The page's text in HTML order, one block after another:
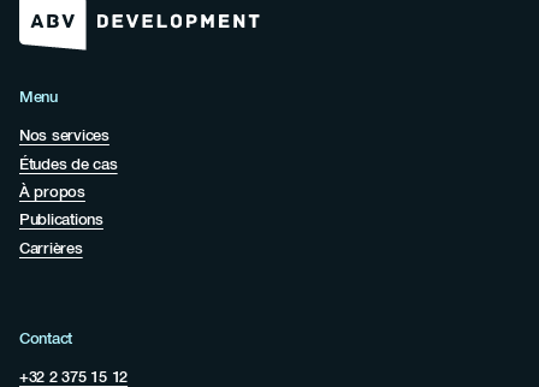
Menu
Nos services
Études de cas
À propos
Publications
Carrières
Contact
+32 2 375 15 12